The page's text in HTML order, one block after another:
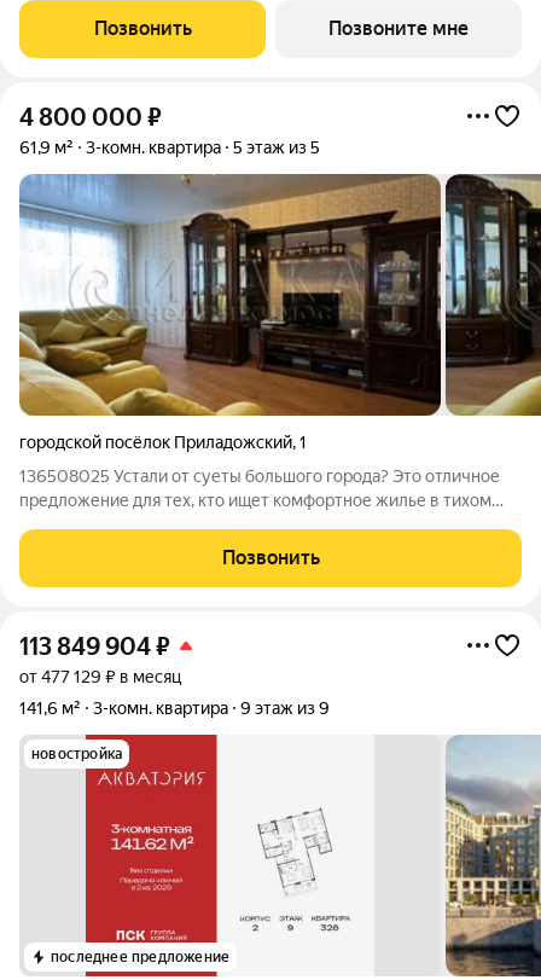
oбecпeчивaют paвнoмepнoe ocвeщeниe в тeчeниe дня. В
квартире один
Позвонить Позвоните мне
4 800 000 ₽
61,9 м² 3-комн. квартира 5 этаж из 5
городской посёлок Приладожский,1
136508025 Устали от суеты большого города? Это отличное
предложение для тех, кто ищет комфортное жилье в тихом
поселке проживает не больше 6 тысяч жителей. В квартире
сделан косметический ремонт,
Позвонить
113 849 904₽
от 477 129 ₽ в месяц
141,6 м²
3-комн. квартира 9 этаж из 9
новостройка
последнее предложение